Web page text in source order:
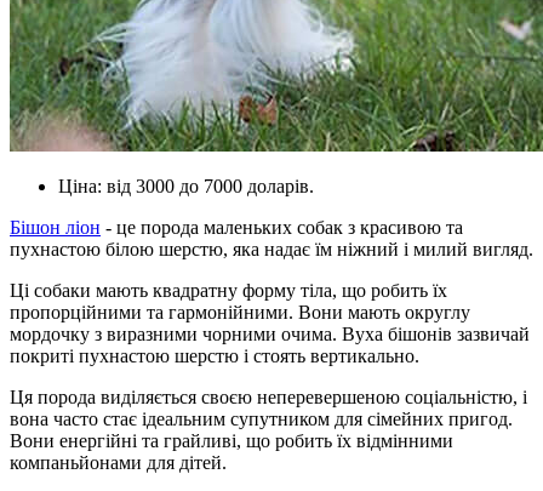
Ціна: від 3000 до 7000 доларів.
Бішон ліон - це порода маленьких собак з красивою та
пухнастою білою шерстю, яка надає їм ніжний і милий вигляд.
Ці собаки мають квадратну форму тіла, що робить їх
пропорційними та гармонійними. Вони мають округлу
мордочку з виразними чорними очима. Вуха бішонів зазвичай
покриті пухнастою шерстю і стоять вертикально.
Ця порода виділяється своєю неперевершеною соціальністю, і
вона часто стає ідеальним супутником для сімейних пригод.
Вони енергійні та грайливі, що робить їх відмінними
компаньйонами для дітей.